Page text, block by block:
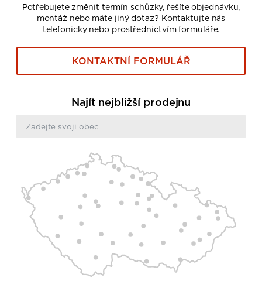
Potřebujete změnit termín schůzky, řešíte objednávku,
montáž nebo máte jiný dotaz? Kontaktujte nás
telefonicky nebo prostřednictvím formuláře.
KONTAKTNÍ FORMULÁŘ
Najít nejbližší prodejnu